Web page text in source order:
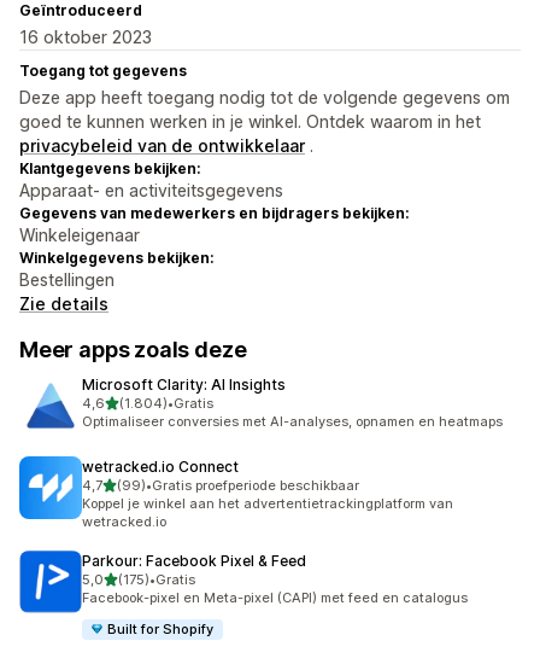
Geïntroduceerd
16 oktober 2023
Toegang tot gegevens
Deze app heeft toegang nodig tot de volgende gegevens om
goed te kunnen werken in je winkel. Ontdek waarom in het
privacybeleid van de ontwikkelaar .
Klantgegevens bekijken:
Apparaat- en activiteitsgegevens
Gegevens van medewerkers en bijdragers bekijken:
Winkeleigenaar
Winkelgegevens bekijken:
Bestellingen
Zie details
Meer apps zoals deze
Microsoft Clarity: AI Insights
4,6van 5 sterren
(1.804)
1804 recensies in totaal
•Gratis
Optimaliseer conversies met AI-analyses, opnamen en heatmaps
wetracked.io Connect
4,7van 5 sterren
(99)
99 recensies in totaal
•Gratis proefperiode beschikbaar
Koppel je winkel aan het advertentietrackingplatform van
wetracked.io
Parkour: Facebook Pixel & Feed
5,0van 5 sterren
(175)
175 recensies in totaal
•Gratis
Facebook-pixel en Meta-pixel (CAPI) met feed en catalogus
Built for Shopify